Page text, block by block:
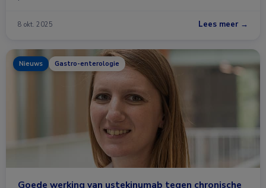
8 okt. 2025 Lees meer →
Nieuws Gastro-enterologie
Goede werking van ustekinumab tegen chronische